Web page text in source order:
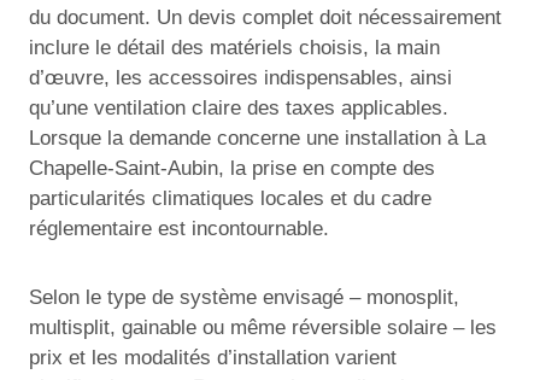
du document. Un devis complet doit nécessairement
inclure le détail des matériels choisis, la main
d’œuvre, les accessoires indispensables, ainsi
qu’une ventilation claire des taxes applicables.
Lorsque la demande concerne une installation à La
Chapelle-Saint-Aubin, la prise en compte des
particularités climatiques locales et du cadre
réglementaire est incontournable.
Selon le type de système envisagé – monosplit,
multisplit, gainable ou même réversible solaire – les
prix et les modalités d’installation varient